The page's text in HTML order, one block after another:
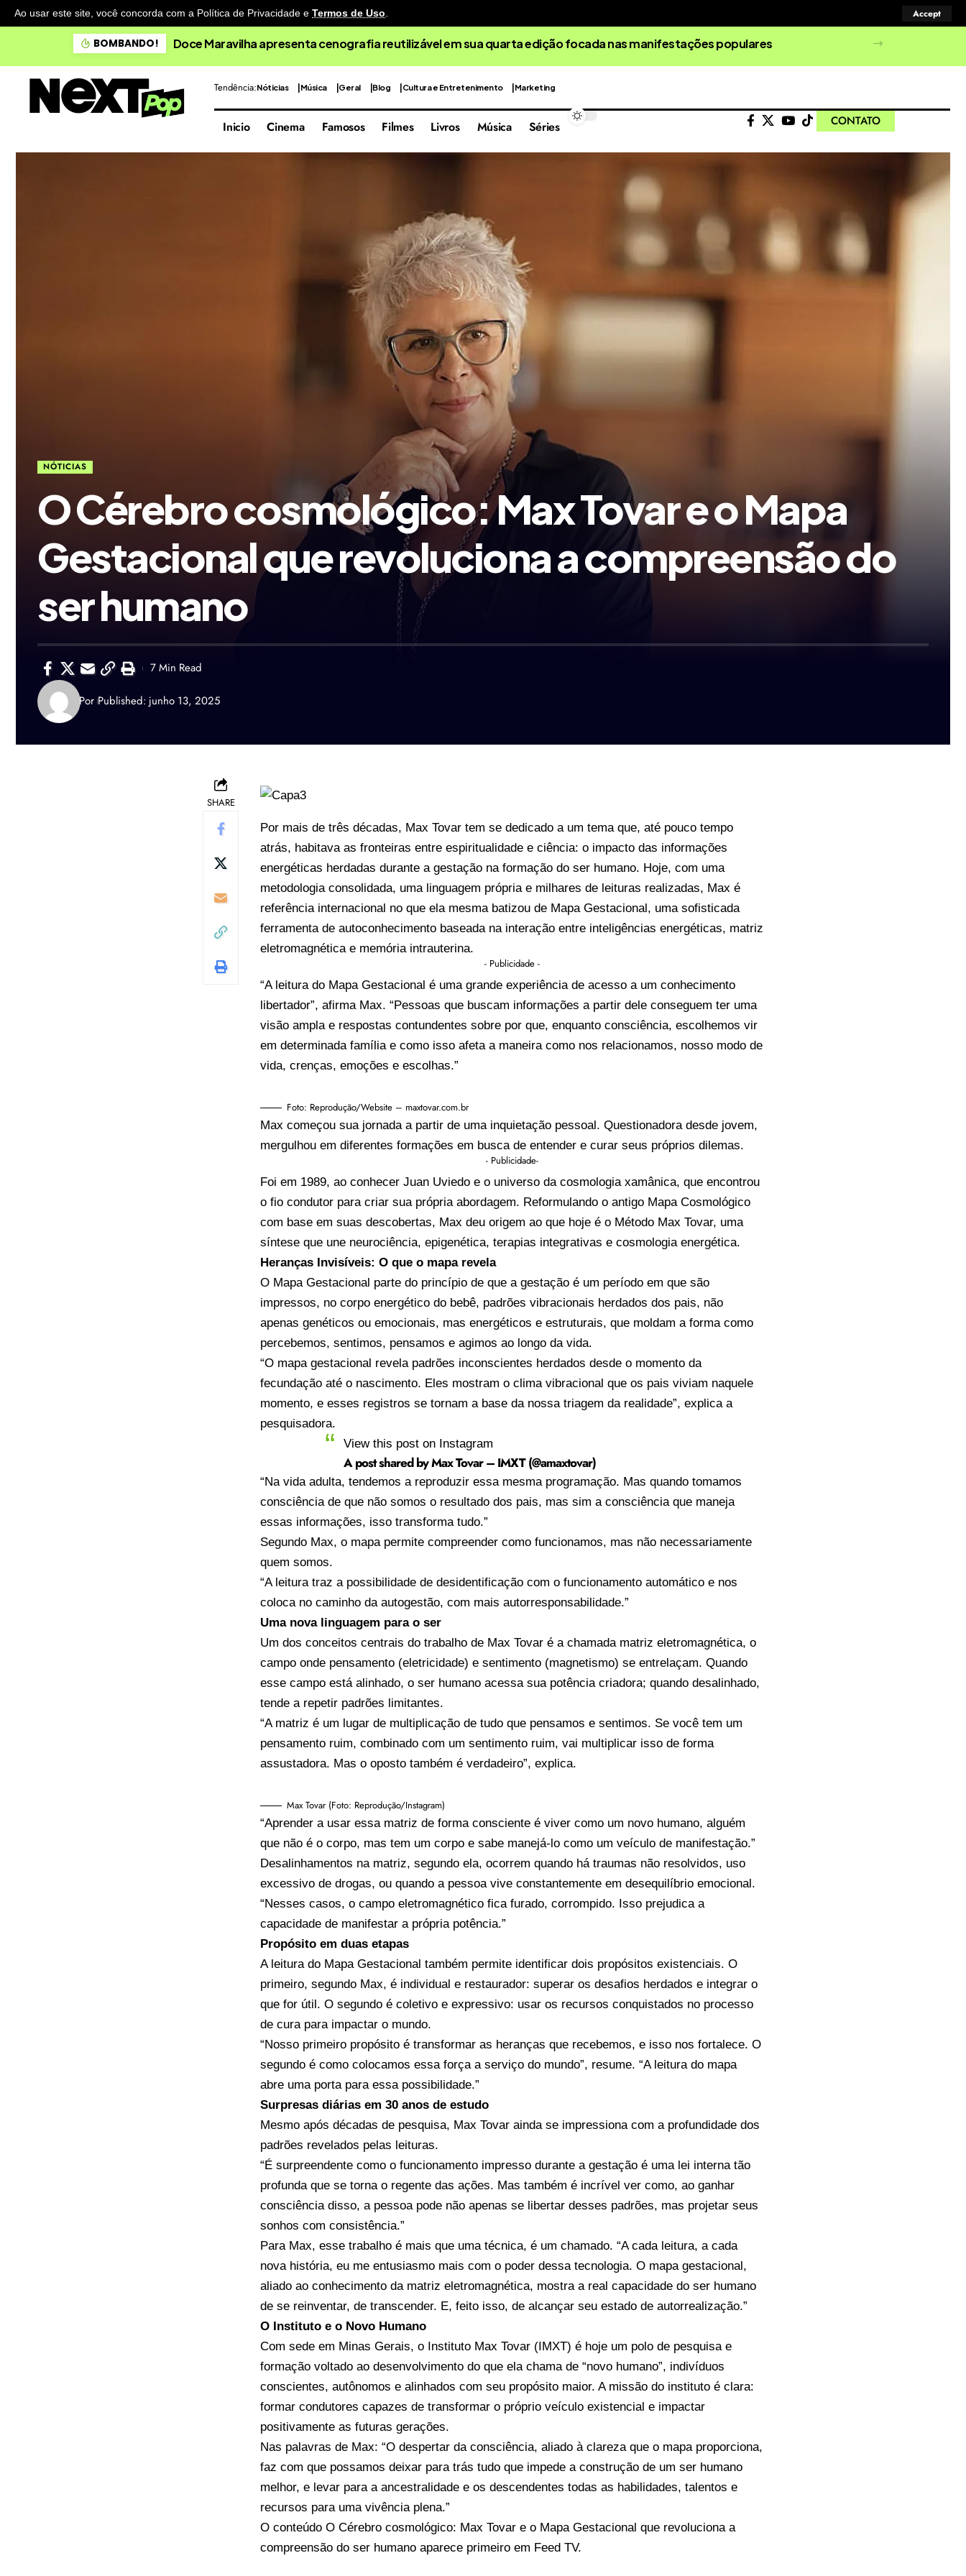
Ao usar este site, você concorda com a Política de Privacidade e Termos de Uso. Accept
BOMBANDO! Doce Maravilha apresenta cenografia reutilizável em sua quarta edição focada nas manifestações populares
Tendência:Nóticias Música Geral Blog Cultura e Entretenimento Marketing
Inicio Cinema Famosos Filmes Livros Música Séries CONTATO
NÓTICIAS
O Cérebro cosmológico: Max Tovar e o Mapa
Gestacional que revoluciona a compreensão do
ser humano
Por Published: junho 13, 2025
7 Min Read
SHARE
Por mais de três décadas, Max Tovar tem se dedicado a um tema que, até pouco tempo
atrás, habitava as fronteiras entre espiritualidade e ciência: o impacto das informações
energéticas herdadas durante a gestação na formação do ser humano. Hoje, com uma
metodologia consolidada, uma linguagem própria e milhares de leituras realizadas, Max é
referência internacional no que ela mesma batizou de Mapa Gestacional, uma sofisticada
ferramenta de autoconhecimento baseada na interação entre inteligências energéticas, matriz
eletromagnética e memória intrauterina.
- Publicidade -
“A leitura do Mapa Gestacional é uma grande experiência de acesso a um conhecimento
libertador”, afirma Max. “Pessoas que buscam informações a partir dele conseguem ter uma
visão ampla e respostas contundentes sobre por que, enquanto consciência, escolhemos vir
em determinada família e como isso afeta a maneira como nos relacionamos, nosso modo de
vida, crenças, emoções e escolhas.”
Foto: Reprodução/Website – maxtovar.com.br
Max começou sua jornada a partir de uma inquietação pessoal. Questionadora desde jovem,
mergulhou em diferentes formações em busca de entender e curar seus próprios dilemas.
- Publicidade-
Foi em 1989, ao conhecer Juan Uviedo e o universo da cosmologia xamânica, que encontrou
o fio condutor para criar sua própria abordagem. Reformulando o antigo Mapa Cosmológico
com base em suas descobertas, Max deu origem ao que hoje é o Método Max Tovar, uma
síntese que une neurociência, epigenética, terapias integrativas e cosmologia energética.
Heranças Invisíveis: O que o mapa revela
O Mapa Gestacional parte do princípio de que a gestação é um período em que são
impressos, no corpo energético do bebê, padrões vibracionais herdados dos pais, não
apenas genéticos ou emocionais, mas energéticos e estruturais, que moldam a forma como
percebemos, sentimos, pensamos e agimos ao longo da vida.
“O mapa gestacional revela padrões inconscientes herdados desde o momento da
fecundação até o nascimento. Eles mostram o clima vibracional que os pais viviam naquele
momento, e esses registros se tornam a base da nossa triagem da realidade”, explica a
pesquisadora.
View this post on Instagram
A post shared by Max Tovar – IMXT (@amaxtovar)
“Na vida adulta, tendemos a reproduzir essa mesma programação. Mas quando tomamos
consciência de que não somos o resultado dos pais, mas sim a consciência que maneja
essas informações, isso transforma tudo.”
Segundo Max, o mapa permite compreender como funcionamos, mas não necessariamente
quem somos.
“A leitura traz a possibilidade de desidentificação com o funcionamento automático e nos
coloca no caminho da autogestão, com mais autorresponsabilidade.”
Uma nova linguagem para o ser
Um dos conceitos centrais do trabalho de Max Tovar é a chamada matriz eletromagnética, o
campo onde pensamento (eletricidade) e sentimento (magnetismo) se entrelaçam. Quando
esse campo está alinhado, o ser humano acessa sua potência criadora; quando desalinhado,
tende a repetir padrões limitantes.
“A matriz é um lugar de multiplicação de tudo que pensamos e sentimos. Se você tem um
pensamento ruim, combinado com um sentimento ruim, vai multiplicar isso de forma
assustadora. Mas o oposto também é verdadeiro”, explica.
Max Tovar (Foto: Reprodução/Instagram)
“Aprender a usar essa matriz de forma consciente é viver como um novo humano, alguém
que não é o corpo, mas tem um corpo e sabe manejá-lo como um veículo de manifestação.”
Desalinhamentos na matriz, segundo ela, ocorrem quando há traumas não resolvidos, uso
excessivo de drogas, ou quando a pessoa vive constantemente em desequilíbrio emocional.
“Nesses casos, o campo eletromagnético fica furado, corrompido. Isso prejudica a
capacidade de manifestar a própria potência.”
Propósito em duas etapas
A leitura do Mapa Gestacional também permite identificar dois propósitos existenciais. O
primeiro, segundo Max, é individual e restaurador: superar os desafios herdados e integrar o
que for útil. O segundo é coletivo e expressivo: usar os recursos conquistados no processo
de cura para impactar o mundo.
“Nosso primeiro propósito é transformar as heranças que recebemos, e isso nos fortalece. O
segundo é como colocamos essa força a serviço do mundo”, resume. “A leitura do mapa
abre uma porta para essa possibilidade.”
Surpresas diárias em 30 anos de estudo
Mesmo após décadas de pesquisa, Max Tovar ainda se impressiona com a profundidade dos
padrões revelados pelas leituras.
“É surpreendente como o funcionamento impresso durante a gestação é uma lei interna tão
profunda que se torna o regente das ações. Mas também é incrível ver como, ao ganhar
consciência disso, a pessoa pode não apenas se libertar desses padrões, mas projetar seus
sonhos com consistência.”
Para Max, esse trabalho é mais que uma técnica, é um chamado. “A cada leitura, a cada
nova história, eu me entusiasmo mais com o poder dessa tecnologia. O mapa gestacional,
aliado ao conhecimento da matriz eletromagnética, mostra a real capacidade do ser humano
de se reinventar, de transcender. E, feito isso, de alcançar seu estado de autorrealização.”
O Instituto e o Novo Humano
Com sede em Minas Gerais, o Instituto Max Tovar (IMXT) é hoje um polo de pesquisa e
formação voltado ao desenvolvimento do que ela chama de “novo humano”, indivíduos
conscientes, autônomos e alinhados com seu propósito maior. A missão do instituto é clara:
formar condutores capazes de transformar o próprio veículo existencial e impactar
positivamente as futuras gerações.
Nas palavras de Max: “O despertar da consciência, aliado à clareza que o mapa proporciona,
faz com que possamos deixar para trás tudo que impede a construção de um ser humano
melhor, e levar para a ancestralidade e os descendentes todas as habilidades, talentos e
recursos para uma vivência plena.”
O conteúdo O Cérebro cosmológico: Max Tovar e o Mapa Gestacional que revoluciona a
compreensão do ser humano aparece primeiro em Feed TV.